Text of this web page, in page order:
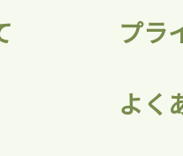
プラ
よく